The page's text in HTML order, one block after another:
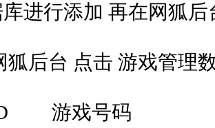
进行添加 再在网狐后
狐后台 点击 游戏管理
游戏号码